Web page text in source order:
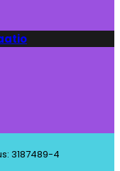
3187489-4